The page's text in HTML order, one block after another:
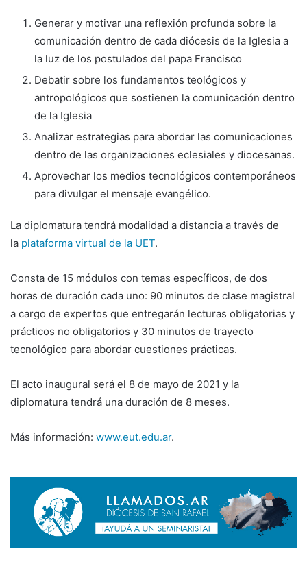
Generar y motivar una reflexión profunda sobre la
comunicación dentro de cada diócesis de la Iglesia a
la luz de los postulados del papa Francisco
Debatir sobre los fundamentos teológicos y
antropológicos que sostienen la comunicación dentro
de la Iglesia
Analizar estrategias para abordar las comunicaciones
dentro de las organizaciones eclesiales y diocesanas.
Aprovechar los medios tecnológicos contemporáneos
para divulgar el mensaje evangélico.
La diplomatura tendrá modalidad a distancia a través de
la plataforma virtual de la UET.
Consta de 15 módulos con temas específicos, de dos
horas de duración cada uno: 90 minutos de clase magistral
a cargo de expertos que entregarán lecturas obligatorias y
prácticos no obligatorios y 30 minutos de trayecto
tecnológico para abordar cuestiones prácticas.
El acto inaugural será el 8 de mayo de 2021 y la
diplomatura tendrá una duración de 8 meses.
Más información: www.eut.edu.ar.